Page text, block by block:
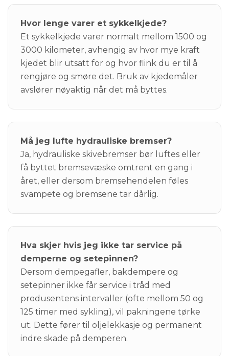
Hvor lenge varer et sykkelkjede?
Et sykkelkjede varer normalt mellom 1500 og
3000 kilometer, avhengig av hvor mye kraft
kjedet blir utsatt for og hvor flink du er til å
rengjøre og smøre det. Bruk av kjedemåler
avslører nøyaktig når det må byttes.
Må jeg lufte hydrauliske bremser?
Ja, hydrauliske skivebremser bør luftes eller
få byttet bremsevæske omtrent en gang i
året, eller dersom bremsehendelen føles
svampete og bremsene tar dårlig.
Hva skjer hvis jeg ikke tar service på
demperne og setepinnen?
Dersom dempegafler, bakdempere og
setepinner ikke får service i tråd med
produsentens intervaller (ofte mellom 50 og
125 timer med sykling), vil pakningene tørke
ut. Dette fører til oljelekkasje og permanent
indre skade på demperen.